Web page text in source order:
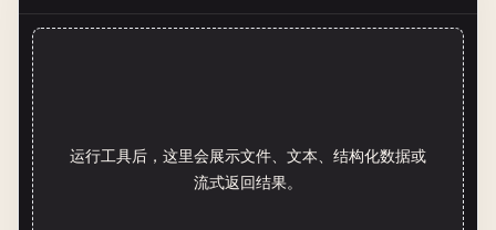
运行工具后，这里会展示文件、文本、结构化数据或
流式返回结果。